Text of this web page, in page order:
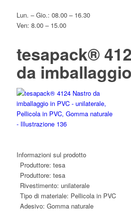
Lun. – Gio.: 08.00 – 16.30
Ven: 8.00 – 15.00
tesapack®
da
Informazioni sul prodotto
Produttore: tesa
Produttore: tesa
Rivestimento: unilaterale
Tipo di materiale: Pellicola in PVC
Adesivo: Gomma naturale